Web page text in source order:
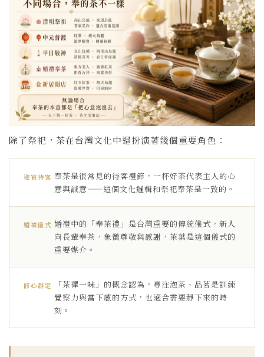
除了祭祀，茶在台灣文化中還扮演著幾個重要角色：
迎賓待客 奉茶是很常見的待客禮節，一杯好茶代表主人的心
意與誠意——這個文化邏輯和祭祀奉茶是一致的。
婚禮儀式 婚禮中的「奉茶禮」是台灣重要的傳統儀式，新人
向長輩奉茶，象徵尊敬與感謝，茶葉是這個儀式的
重要媒介。
修心靜定
「茶禪一味」的概念認為，專注泡茶、品茗是訓練
覺察力與當下感的方式，也適合需要靜下來的時
刻。